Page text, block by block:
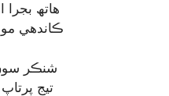
هاتھ بجرا
ڪاندھي
شنڪر
تيج